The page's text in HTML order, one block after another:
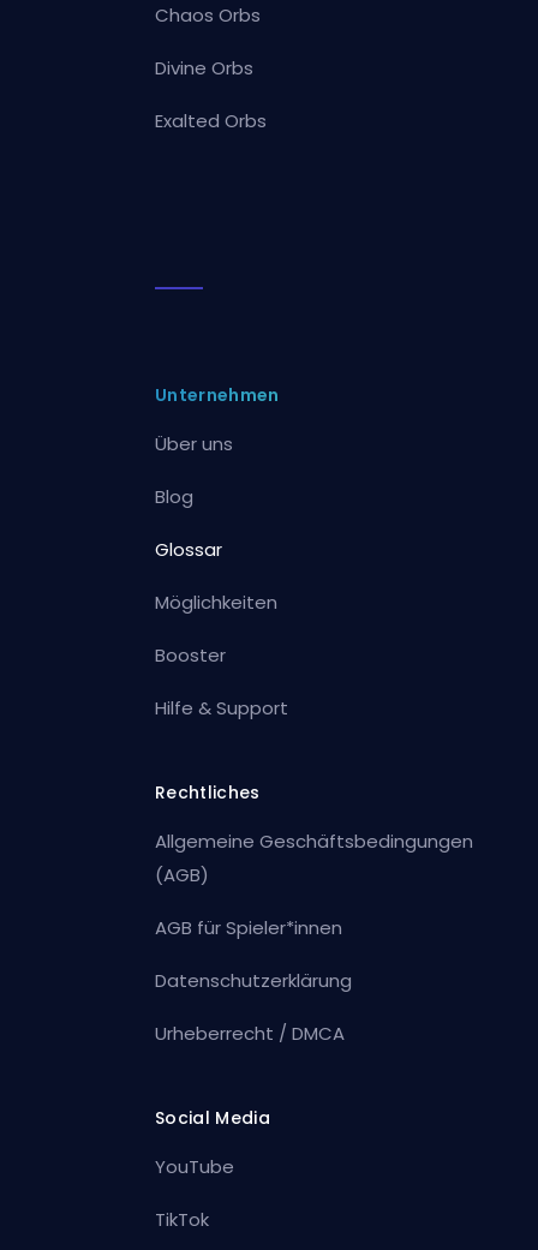
Chaos Orbs
Divine Orbs
Exalted Orbs
Unternehmen
Über uns
Blog
Glossar
Möglichkeiten
Booster
Hilfe & Support
Rechtliches
Allgemeine Geschäftsbedingungen
(AGB)
AGB für Spieler*innen
Datenschutzerklärung
Urheberrecht / DMCA
Social Media
YouTube
TikTok